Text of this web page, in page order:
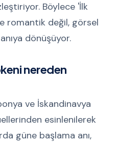
Böylece 'İlk
romantik değil, görsel
dönüşüyor.
nereden
ve İskandinavya
esinlenilerek
güne başlama anı,